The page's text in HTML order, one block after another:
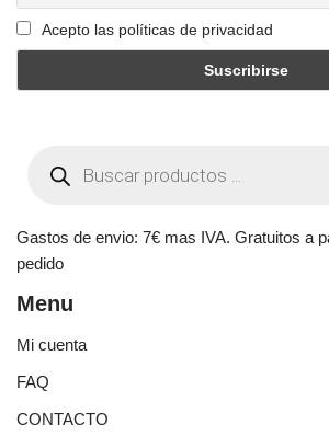
Acepto las políticas de privacidad
Gastos de envio: 7€ mas IVA. Gratuitos a
pedido
Menu
Mi cuenta
FAQ
CONTACTO